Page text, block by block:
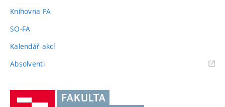
Knihovna FA
SO-FA
Kalendář akcí
Absolventi(externí